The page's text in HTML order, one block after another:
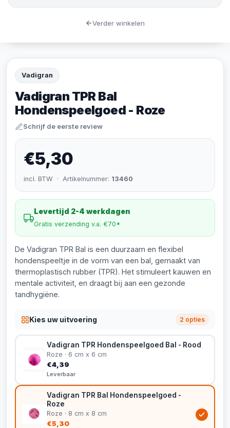
Vadigran
Vadigran TPR Bal
Hondenspeelgoed - Roze
Schrijf de eerste review
€5,30
incl. BTW · Artikelnummer: 13460
Levertijd 2-4 werkdagen
Gratis verzending v.a. €70*
De Vadigran TPR Bal is een duurzaam en flexibel
hondenspeeltje in de vorm van een bal, gemaakt van
thermoplastisch rubber (TPR). Het stimuleert kauwen en
mentale activiteit, en draagt bij aan een gezonde
tandhygiëne.
Kies uw uitvoering 2 opties
Vadigran TPR Hondenspeelgoed Bal - Rood
Roze · 6 cm x 6 cm
€4,39
Leverbaar
Vadigran TPR Bal Hondenspeelgoed -
Roze
Roze · 8 cm x 8 cm
€5,30
Verder winkelen